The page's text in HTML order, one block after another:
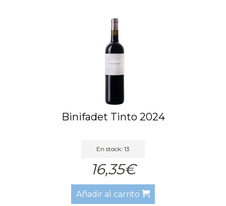
Binifadet Tinto 2024
En stock: 13
16,35€
Añadir al carrito